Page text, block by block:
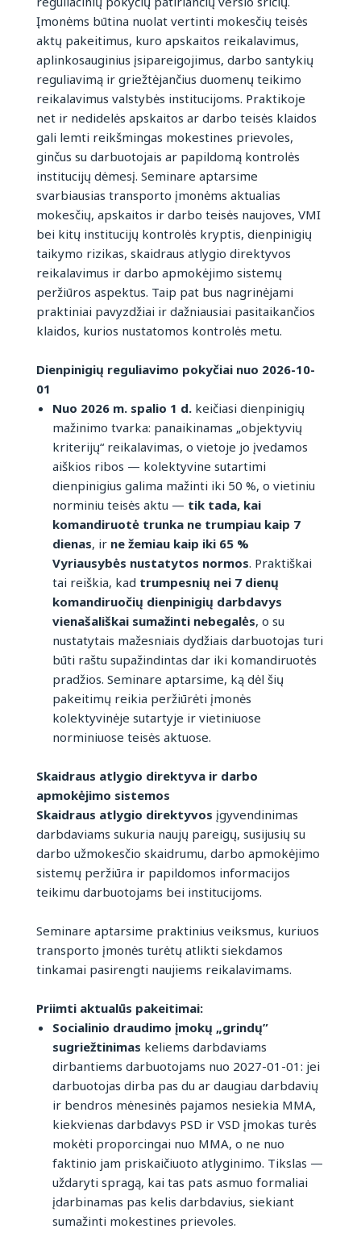
Įmonėms būtina nuolat vertinti mokesčių teisės
aktų pakeitimus, kuro apskaitos reikalavimus,
aplinkosauginius įsipareigojimus, darbo santykių
reguliavimą ir griežtėjančius duomenų teikimo
reikalavimus valstybės institucijoms. Praktikoje
net ir nedidelės apskaitos ar darbo teisės klaidos
gali lemti reikšmingas mokestines prievoles,
ginčus su darbuotojais ar papildomą kontrolės
institucijų dėmesį. Seminare aptarsime
svarbiausias transporto įmonėms aktualias
mokesčių, apskaitos ir darbo teisės naujoves, VMI
bei kitų institucijų kontrolės kryptis, dienpinigių
taikymo rizikas, skaidraus atlygio direktyvos
reikalavimus ir darbo apmokėjimo sistemų
peržiūros aspektus. Taip pat bus nagrinėjami
praktiniai pavyzdžiai ir dažniausiai pasitaikančios
klaidos, kurios nustatomos kontrolės metu.
Dienpinigių reguliavimo pokyčiai nuo 2026-10-
01
Nuo 2026 m. spalio 1 d.keičiasi dienpinigių
mažinimo tvarka: panaikinamas „objektyvių
kriterijų“ reikalavimas, o vietoje jo įvedamos
aiškios ribos — kolektyvine sutartimi
dienpinigius galima mažinti iki 50 %, o vietiniu
norminiu teisės aktu — tik tada, kai
komandiruotė trunka ne trumpiau kaip 7
dienas, ir ne žemiau kaip iki 65 %
Vyriausybės nustatytos normos. Praktiškai
tai reiškia, kad trumpesnių nei 7 dienų
komandiruočių dienpinigių darbdavys
vienašališkai sumažinti nebegalės, o su
nustatytais mažesniais dydžiais darbuotojas turi
būti raštu supažindintas dar iki komandiruotės
pradžios. Seminare aptarsime, ką dėl šių
pakeitimų reikia peržiūrėti įmonės
kolektyvinėje sutartyje ir vietiniuose
norminiuose teisės aktuose.
Skaidraus atlygio direktyva ir darbo
apmokėjimo sistemos
Skaidraus atlygio direktyvos įgyvendinimas
darbdaviams sukuria naujų pareigų, susijusių su
darbo užmokesčio skaidrumu, darbo apmokėjimo
sistemų peržiūra ir papildomos informacijos
teikimu darbuotojams bei institucijoms.
Seminare aptarsime praktinius veiksmus, kuriuos
transporto įmonės turėtų atlikti siekdamos
tinkamai pasirengti naujiems reikalavimams.
Priimti aktualūs pakeitimai:
Socialinio draudimo įmokų „grindų”
sugriežtinimas keliems darbdaviams
dirbantiems darbuotojams nuo 2027-01-01: jei
darbuotojas dirba pas du ar daugiau darbdavių
ir bendros mėnesinės pajamos nesiekia MMA,
kiekvienas darbdavys PSD ir VSD įmokas turės
mokėti proporcingai nuo MMA, o ne nuo
faktinio jam priskaičiuoto atlyginimo. Tikslas —
uždaryti spragą, kai tas pats asmuo formaliai
įdarbinamas pas kelis darbdavius, siekiant
sumažinti mokestines prievoles.